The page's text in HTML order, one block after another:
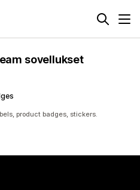
sovellukset
product badges, stickers.